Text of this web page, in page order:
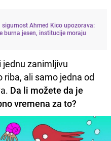
sigurnost Ahmed Kico upozorava:
burna jesen, institucije moraju
zanimljivu
ali samo jedna od
Da li možete da je
vremena za to?